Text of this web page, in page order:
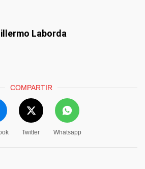
Laborda
COMPARTIR
Twitter Whatsapp